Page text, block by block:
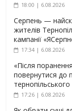
18:00 | 6.08.2026
Серпень —
жителів
кампанії
17:34 | 6.08.2026
«Після
повернутися до
тернопільського
17:26 | 6.08.2026